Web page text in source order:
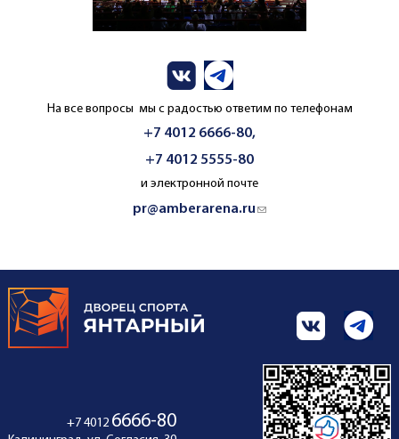
На все вопросы мы с радостью ответим по телефонам
+7 4012 6666-80,
+7 4012 5555-80
и электронной почте
pr@amberarena.ru(link sends e-mail)
+7 4012 6666-80